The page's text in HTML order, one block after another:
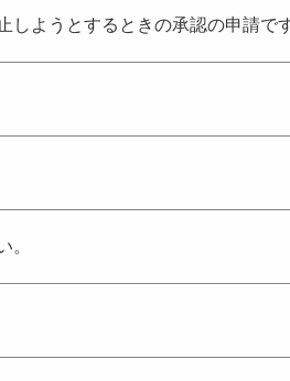
しようとするときの承認の申請で
。